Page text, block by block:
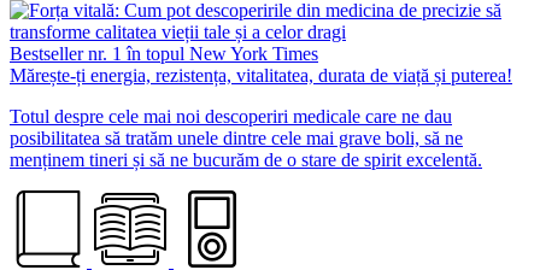
Bestseller nr. 1 în topul New York Times
Mărește-ți energia, rezistența, vitalitatea, durata de viață și puterea!
Totul despre cele mai noi descoperiri medicale care ne dau
posibilitatea să tratăm unele dintre cele mai grave boli, să ne
menținem tineri și să ne bucurăm de o stare de spirit excelentă.